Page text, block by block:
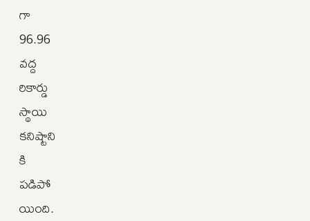
గా
96.96
వద్ద
రికార్డు
స్థాయి
కనిష్టాని
కి
పడిపో
యింది.